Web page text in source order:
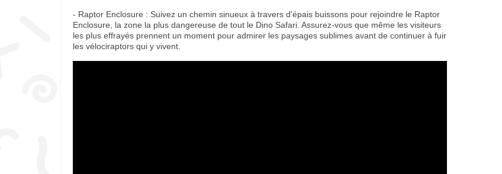
- Raptor Enclosure : Suivez un chemin sinueux à travers d'épais buissons pour rejoindre le Raptor
Enclosure, la zone la plus dangereuse de tout le Dino Safari. Assurez-vous que même les visiteurs
les plus effrayés prennent un moment pour admirer les paysages sublimes avant de continuer à fuir
les vélociraptors qui y vivent.